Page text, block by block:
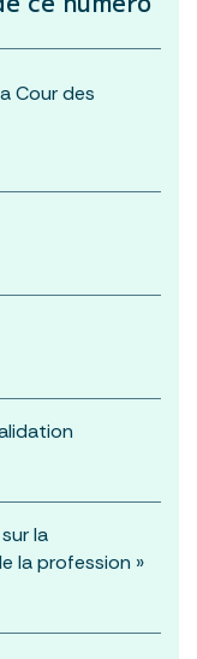
Cour des
la
la profession »